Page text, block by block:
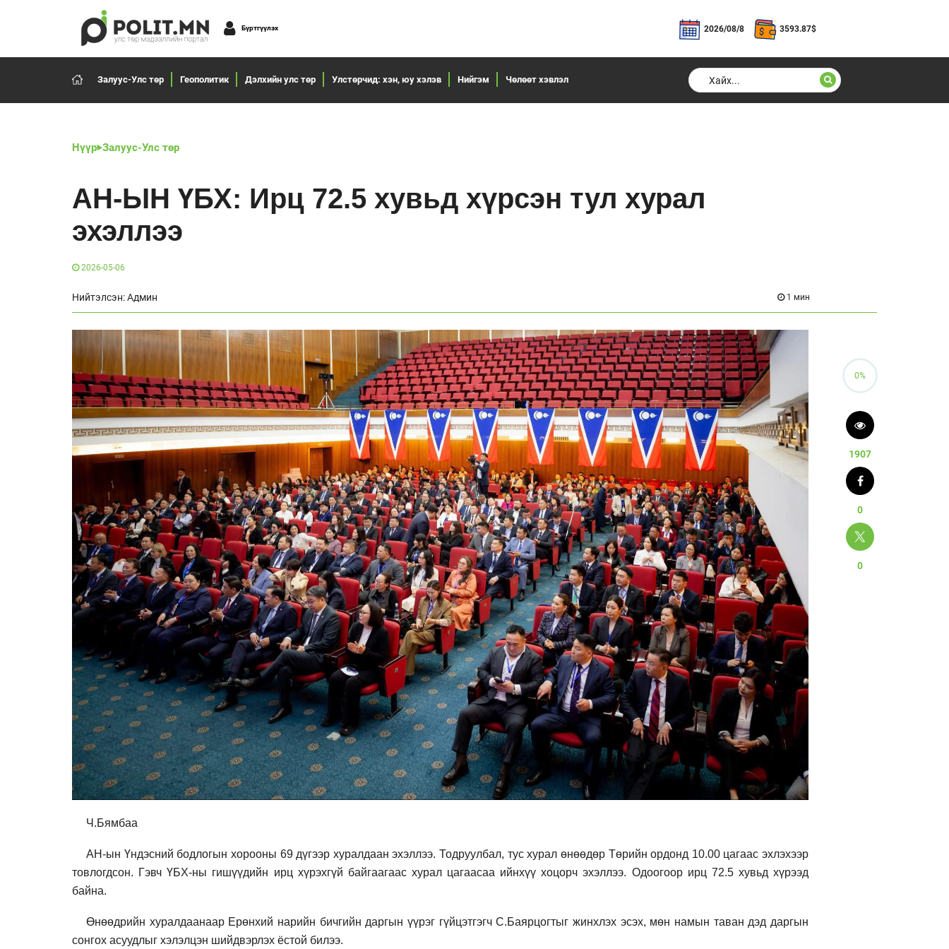
Бүртгүүлэх 2026/08/8 3593.87$
Залуус-Улс төр Геополитик Дэлхийн улс төр Улстөрчид: хэн, юу хэлэв Нийгэм Чөлөөт хэвлэл
Нүүр Залуус-Улс төр
АН-ЫН ҮБХ: Ирц 72.5 хувьд хүрсэн тул хурал
эхэллээ
2026-05-06
Нийтэлсэн: Админ 1 мин
Ч.Бямбаа
АН-ын Үндэсний бодлогын хорооны 69 дүгээр хуралдаан эхэллээ. Тодруулбал, тус хурал өнөөдөр Төрийн ордонд 10.00 цагаас эхлэхээр
товлогдсон. Гэвч ҮБХ-ны гишүүдийн ирц хүрэхгүй байгаагаас хурал цагаасаа ийнхүү хоцорч эхэллээ. Одоогоор ирц 72.5 хувьд хүрээд
байна.
Өнөөдрийн хуралдаанаар Ерөнхий нарийн бичгийн даргын үүрэг гүйцэтгэгч С.Баярцогтыг жинхлэх эсэх, мөн намын таван дэд даргын
сонгох асуудлыг хэлэлцэн шийдвэрлэх ёстой билээ.
0%
1907
0
0